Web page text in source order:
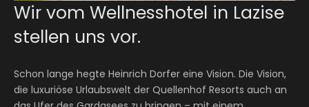
Wir vom Wellnesshotel in Lazise
stellen uns vor.
Schon lange hegte Heinrich Dorfer eine Vision. Die Vision,
die luxuriöse Urlaubswelt der Quellenhof Resorts auch an